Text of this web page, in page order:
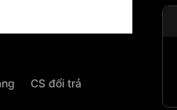
CS đổi trả